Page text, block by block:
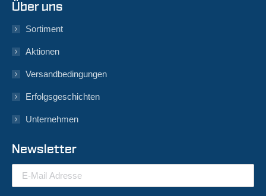
Über uns
Sortiment
Aktionen
Versandbedingungen
Erfolgsgeschichten
Unternehmen
Newsletter